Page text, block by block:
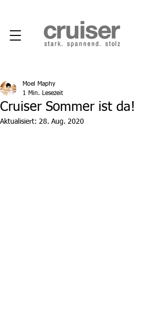
Cruiser Sommer ist da!
Moel Maphy
1 Min. Lesezeit
Aktualisiert: 28. Aug. 2020